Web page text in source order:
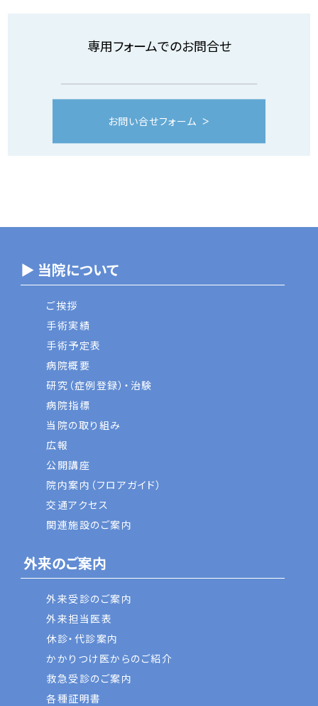
専用フォームでのお問合せ
お問い合せフォーム
▶ 当院について
ご挨拶
手術実績
手術予定表
病院概要
研究（症例登録）・治験
病院指標
当院の取り組み
広報
公開講座
院内案内（フロアガイド）
交通アクセス
関連施設のご案内
外来のご案内
外来受診のご案内
外来担当医表
休診・代診案内
かかりつけ医からのご紹介
救急受診のご案内
各種証明書